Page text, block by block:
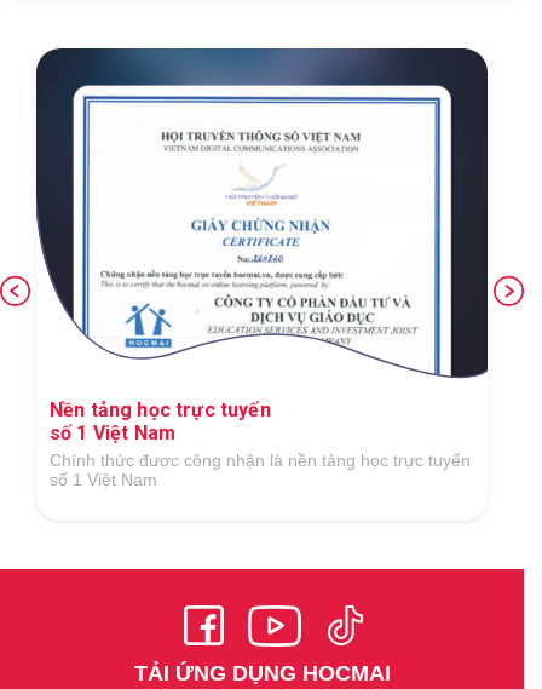
Nền tảng học trực tuyến
số 1 Việt Nam
Chính thức được công nhận là nền tảng học trực tuyến
số 1 Việt Nam
TẢI ỨNG DỤNG HOCMAI